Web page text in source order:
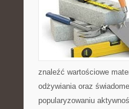
znaleźć wartościowe
odżywiania oraz
popularyzowaniu